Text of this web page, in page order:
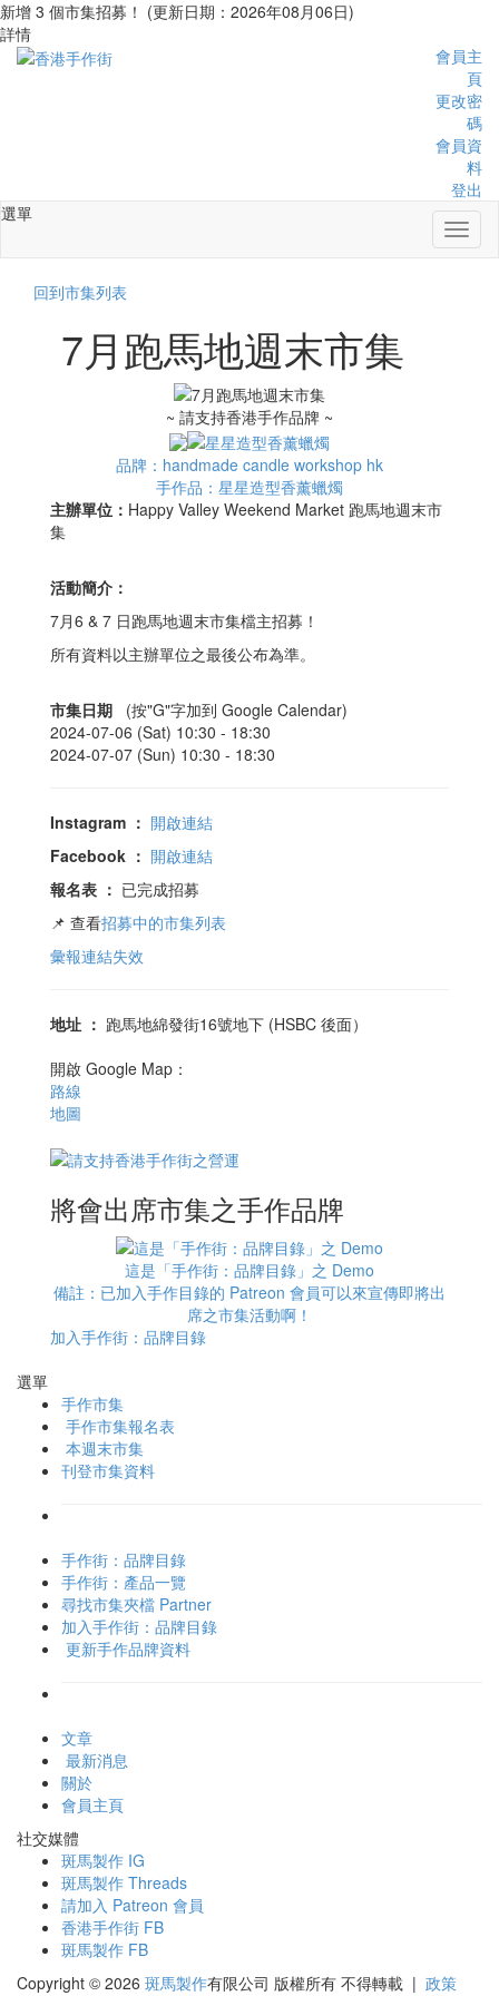
新增 3 個市集招募！ (更新日期：2026年08月06日)
詳情
會員主
頁
更改密
碼
會員資
料
登出
選單
回到市集列表
7月跑馬地週末市集
~ 請支持香港手作品牌 ~
品牌：handmade candle workshop hk
手作品：星星造型香薰蠟燭
主辦單位： Happy Valley Weekend Market 跑馬地週末市
集
活動簡介：
7月6 & 7 日跑馬地週末市集檔主招募！
所有資料以主辦單位之最後公布為準。
市集日期
(按"G"字加到 Google Calendar)
2024-07-06 (Sat) 10:30 - 18:30
2024-07-07 (Sun) 10:30 - 18:30
Instagram ： 開啟連結
Facebook ： 開啟連結
報名表 ： 已完成招募
📌 查看招募中的市集列表
彙報連結失效
地址 ： 跑馬地綿發街16號地下 (HSBC 後面）
開啟 Google Map：
路線
地圖
將會出席市集之手作品牌
這是「手作街：品牌目錄」之 Demo
備註：已加入手作目錄的 Patreon 會員可以來宣傳即將出
席之市集活動啊！
加入手作街：品牌目錄
選單
手作市集
手作市集報名表
本週末市集
刊登市集資料
手作街：品牌目錄
手作街：產品一覽
尋找市集夾檔 Partner
加入手作街：品牌目錄
更新手作品牌資料
文章
最新消息
關於
會員主頁
社交媒體
斑馬製作 IG
斑馬製作 Threads
請加入 Patreon 會員
香港手作街 FB
斑馬製作 FB
Copyright © 2026 斑馬製作有限公司 版權所有 不得轉載 | 政策